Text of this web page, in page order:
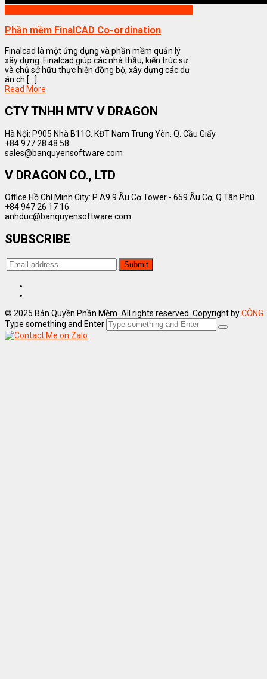
Phần mềm FinalCAD Co-ordination
Finalcad là một ứng dụng và phần mềm quản lý
xây dựng. Finalcad giúp các nhà thầu, kiến trúc sư
và chủ sở hữu thực hiện đồng bộ, xây dựng các dự
án ch [...]
Read More
CTY TNHH MTV V DRAGON
Hà Nội: P905 Nhà B11C, KĐT Nam Trung Yên, Q. Cầu Giấy
+84 977 28 48 58
sales@banquyensoftware.com
V DRAGON CO., LTD
Office Hồ Chí Minh City: P A9.9 Âu Cơ Tower - 659 Âu Cơ, Q.Tân Phú
+84 947 26 17 16
anhduc@banquyensoftware.com
SUBSCRIBE
© 2025 Bản Quyền Phần Mềm. All rights reserved. Copyright byCÔNG
Type something and Enter